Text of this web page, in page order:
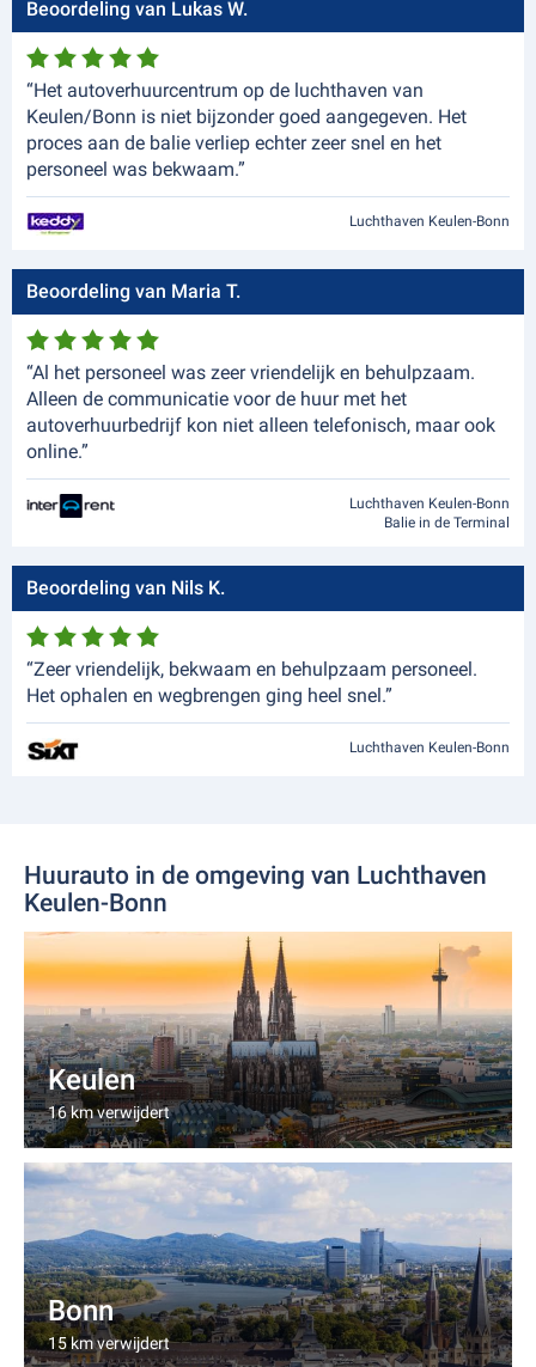
Beoordeling van Lukas W.
“Het autoverhuurcentrum op de luchthaven van
Keulen/Bonn is niet bijzonder goed aangegeven. Het
proces aan de balie verliep echter zeer snel en het
personeel was bekwaam.”
Luchthaven Keulen-Bonn
Beoordeling van Maria T.
“Al het personeel was zeer vriendelijk en behulpzaam.
Alleen de communicatie voor de huur met het
autoverhuurbedrijf kon niet alleen telefonisch, maar ook
online.”
Luchthaven Keulen-Bonn
Balie in de Terminal
Beoordeling van Nils K.
“Zeer vriendelijk, bekwaam en behulpzaam personeel.
Het ophalen en wegbrengen ging heel snel.”
Luchthaven Keulen-Bonn
Huurauto in de omgeving van Luchthaven
Keulen-Bonn
Keulen
16 km verwijdert
Bonn
15 km verwijdert